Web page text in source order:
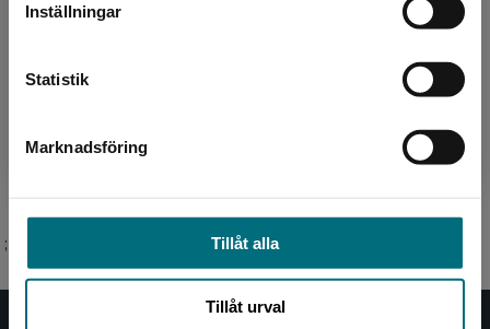
Inställningar
Statistik
Marknadsföring
Tillåt alla
Tillåt urval
;